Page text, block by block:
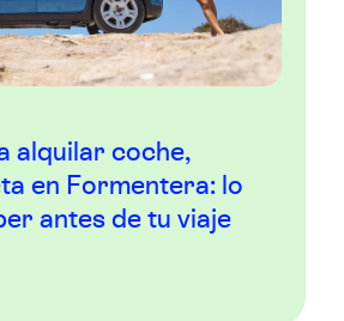
alquilar coche,
en Formentera: lo
antes de tu viaje